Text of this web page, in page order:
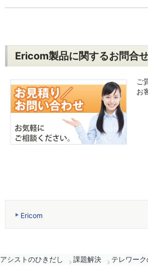
Ericom製品に関するお問合
ご
お
Ericom
アシストのひきだし 課題解決 テレワー